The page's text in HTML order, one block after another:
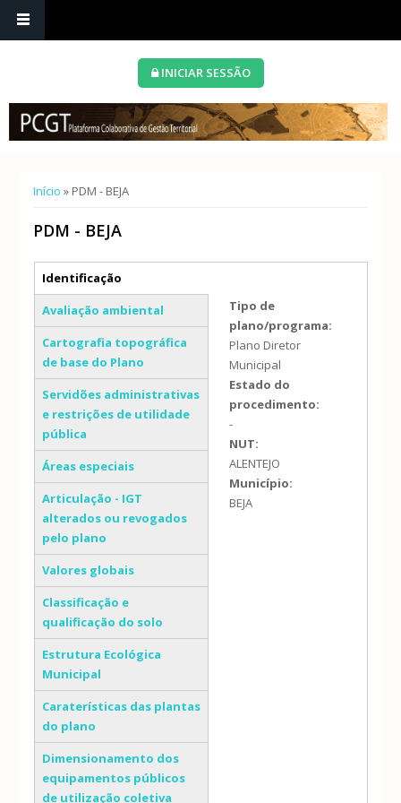
INICIAR SESSÃO
Está aqui
Início » PDM - BEJA
PDM - BEJA
Separadores verticais
Identificação
(separador ativo)
Avaliação ambiental
Cartografia topográfica
de base do Plano
Servidões administrativas
e restrições de utilidade
pública
Áreas especiais
Articulação - IGT
alterados ou revogados
pelo plano
Valores globais
Classificação e
qualificação do solo
Estrutura Ecológica
Municipal
Caraterísticas das plantas
do plano
Dimensionamento dos
equipamentos públicos
de utilização coletiva
Tipo de
plano/programa:
Plano Diretor
Municipal
Estado do
procedimento:
-
NUT:
ALENTEJO
Município:
BEJA